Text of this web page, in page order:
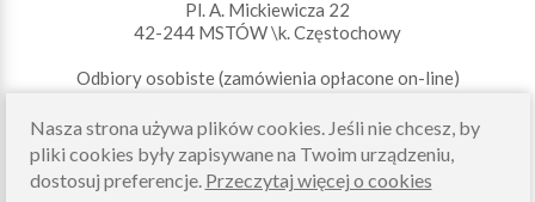
Pl. A. Mickiewicza 22
42-244 MSTÓW \k. Częstochowy
Odbiory osobiste (zamówienia opłacone on-line)
sklep@morelkowe.pl
+48 34 506 50 60
+48 34 506 50 70
Nasza strona używa plików cookies. Jeśli nie chcesz, by
pliki cookies były zapisywane na Twoim urządzeniu,
dostosuj preferencje. Przeczytaj więcej o cookies